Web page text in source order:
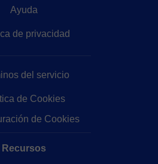
Ayuda
de privacidad
del servicio
de Cookies
de Cookies
Recursos